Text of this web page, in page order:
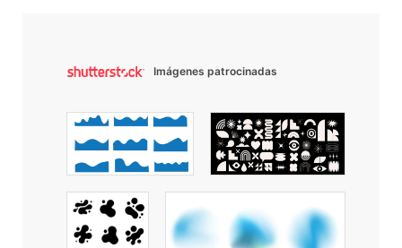
Imágenes patrocinadas